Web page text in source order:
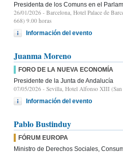
Presidenta de los Comuns en el
26/01/2026 - Barcelona, Hotel Palace de
668) 9.00 horas
Información del evento
Juanma Moreno
FORO DE LA NUEVA ECONOMÍA
Presidente de la Junta de Andalucía
07/05/2026 - Sevilla, Hotel Alfonso XIII (San
Información del evento
Pablo Bustinduy
FÓRUM EUROPA
Ministro de Derechos Sociales,